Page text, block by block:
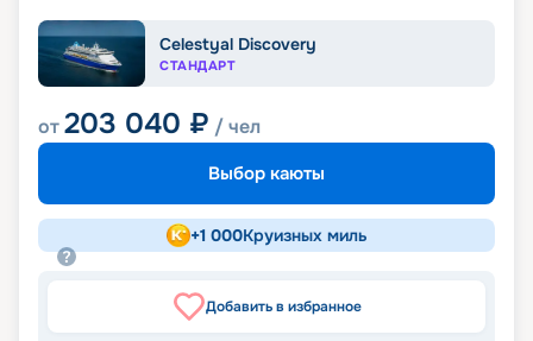
Celestyal Discovery
СТАНДАРТ
от203 040 ₽ / чел
Выбор каюты
+1 000Круизных миль
Добавить в избранное